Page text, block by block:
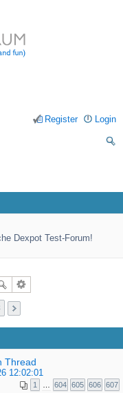
Login
Register
Dexpot Test-Forum!
Thread
12:02:01
1 604 605 606 607